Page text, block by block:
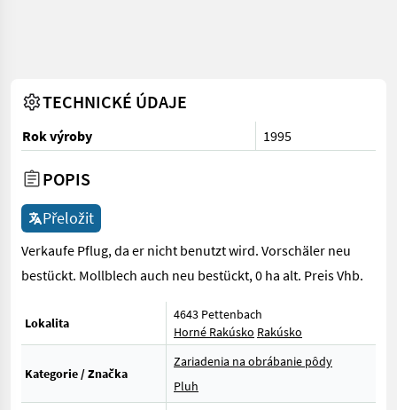
TECHNICKÉ ÚDAJE
Rok výroby 1995
POPIS
Přeložit
Verkaufe Pflug, da er nicht benutzt wird. Vorschäler neu
bestückt. Mollblech auch neu bestückt, 0 ha alt. Preis Vhb.
Lokalita
4643 Pettenbach
Horné Rakúsko Rakúsko
Kategorie / Značka
Zariadenia na obrábanie pôdy
Pluh